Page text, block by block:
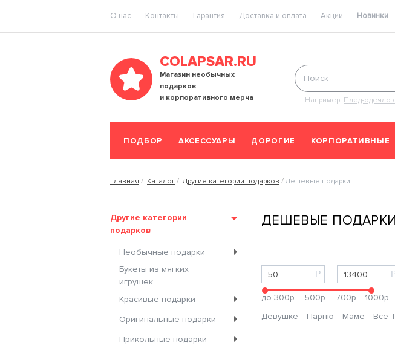
O нас Контакты Гарантия Доставка и оплата Акции Новинки
COLAPSAR.RU
Магазин необычных
подарков
и корпоративного мерча
Например: Плед-одеяло
ПОДБОР АКСЕССУАРЫ ДОРОГИЕ КОРПОРАТИВНЫЕ
Главная Каталог Другие категории подарков Дешевые подарки
Другие категории
подарков
Необычные подарки
Букеты из мягких
игрушек
Красивые подарки
Оригинальные подарки
Прикольные подарки
ДЕШЕВЫЕ
до 300р. 500р. 700р 1000р.
Девушке
Парню Маме Все